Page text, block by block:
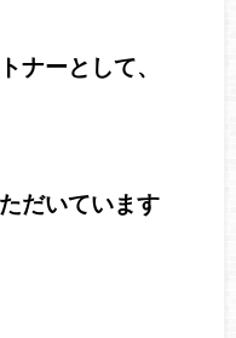
ナーとして、
だいています